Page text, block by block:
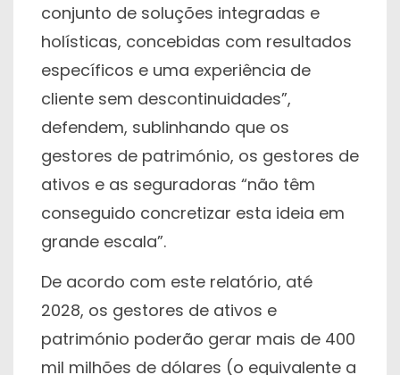
conjunto de soluções integradas e
holísticas, concebidas com resultados
específicos e uma experiência de
cliente sem descontinuidades”,
defendem, sublinhando que os
gestores de património, os gestores de
ativos e as seguradoras “não têm
conseguido concretizar esta ideia em
grande escala”.
De acordo com este relatório, até
2028, os gestores de ativos e
património poderão gerar mais de 400
mil milhões de dólares (o equivalente a